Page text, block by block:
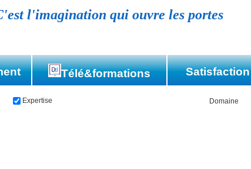
Télé&formations Satisfaction
Références
l'imagination qui ouvre les portes
Expertise Domaine